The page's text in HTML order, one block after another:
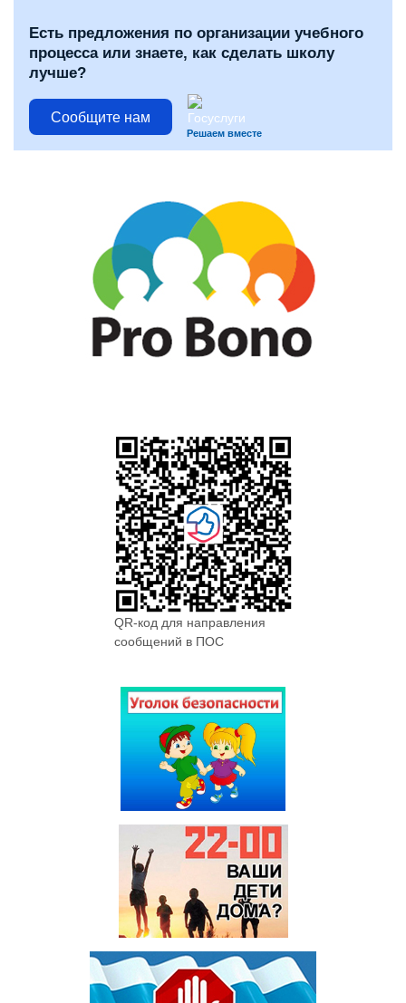
Есть предложения по организации учебного
процесса или знаете, как сделать школу
лучше?
Сообщите нам
Решаем вместе
QR-код для направления
сообщений в ПОС